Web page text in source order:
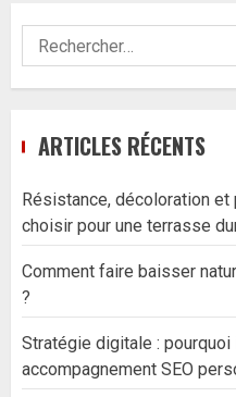
Rechercher :
ARTICLES RÉCENTS
Résistance, décoloration
choisir pour une terrasse
Comment faire baisser
?
Stratégie digitale :
accompagnement SEO